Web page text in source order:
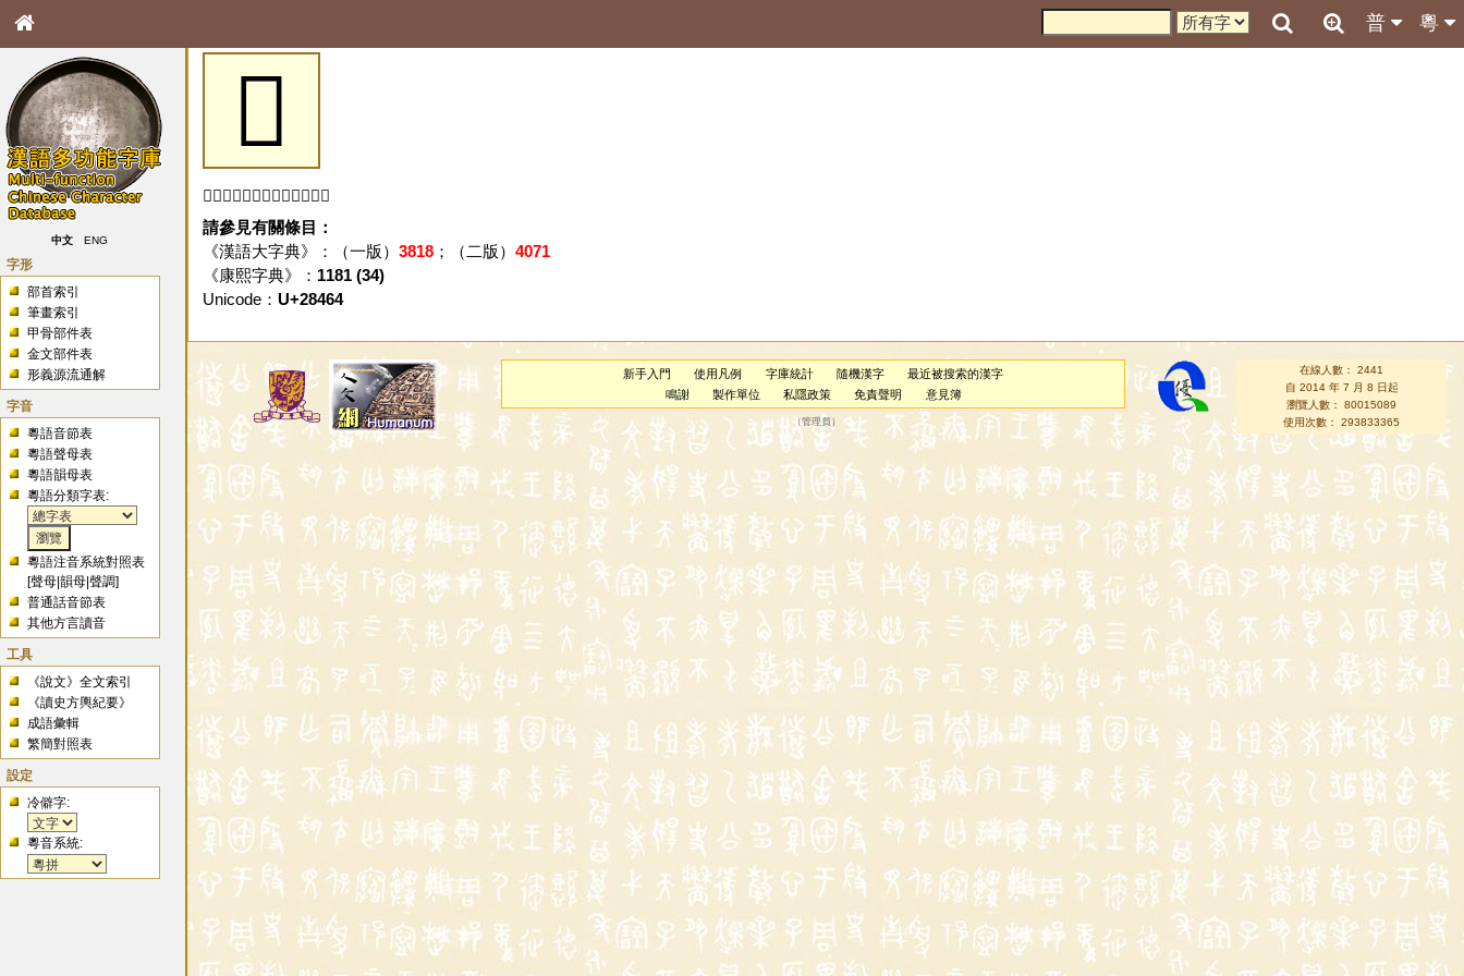
粵
普
中文 ENG
字形
部首索引
筆畫索引
甲骨部件表
金文部件表
形義源流通解
字音
粵語音節表
粵語聲母表
粵語韻母表
粵語分類字表:
粵語注音系統對照表
[聲母 |韻母 |聲調]
普通話音節表
其他方言讀音
工具
《說文》全文索引
《讀史方輿紀要》
成語彙輯
繁簡對照表
設定
冷僻字:
粵音系統:
𨑤
「𨑤」字未收錄於本資料庫。
請參見有關條目：
《漢語大字典》：（一版） 3818；（二版） 4071
《康熙字典》： 1181 (34)
Unicode： U+28464
新手入門 使用凡例 字庫統計 隨機漢字
最近被搜索的漢字
鳴謝
製作單位 私隱政策 免責聲明 意見簿
（管理員 ）
在線人數： 2441
自 2014 年 7 月 8 日起
瀏覽人數： 80015089
使用次數： 293833365